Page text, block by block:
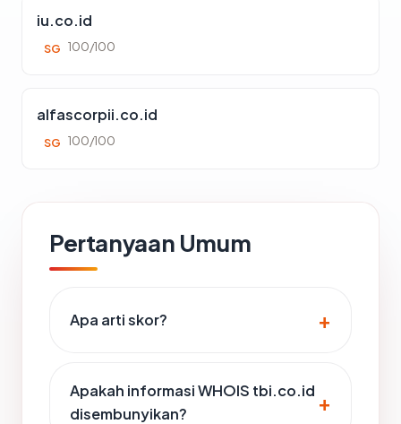
iu.co.id
SG 100/100
alfascorpii.co.id
SG 100/100
Pertanyaan Umum
Apa arti skor?
Apakah informasi WHOIS tbi.co.id
disembunyikan?